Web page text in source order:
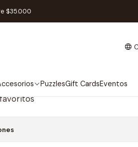
PuzzlesGift CardsEventos
$35.000
Mat
Doctor